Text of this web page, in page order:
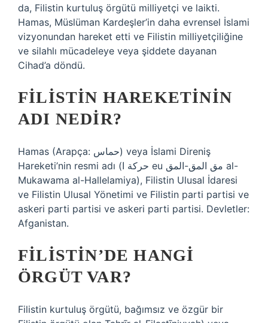
da, Filistin kurtuluş örgütü milliyetçi ve laikti.
Hamas, Müslüman Kardeşler’in daha evrensel İslami
vizyonundan hareket etti ve Filistin milliyetçiliğine
ve silahlı mücadeleye veya şiddete dayanan
Cihad’a döndü.
FILISTIN HAREKETININ
ADI NEDIR?
Hamas (Arapça: حماس) veya İslami Direniş
Hareketi’nin resmi adı (حركة ا eu مق المق-المق al-
Mukawama al-Hallelamiya), Filistin Ulusal İdaresi
ve Filistin Ulusal Yönetimi ve Filistin parti partisi ve
askeri parti partisi ve askeri parti partisi. Devletler:
Afganistan.
FILISTIN’DE HANGI
ÖRGÜT VAR?
Filistin kurtuluş örgütü, bağımsız ve özgür bir